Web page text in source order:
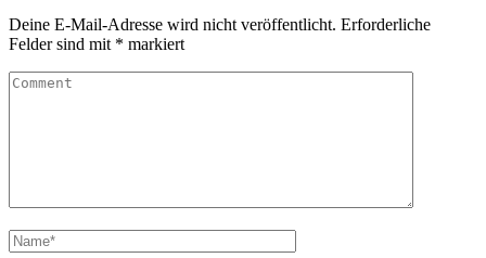
Deine E-Mail-Adresse wird nicht veröffentlicht. Erforderliche
Felder sind mit * markiert